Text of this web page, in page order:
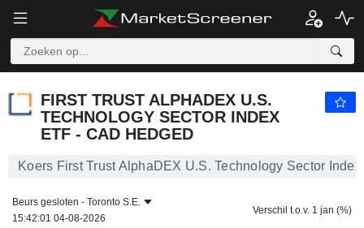
FIRST TRUST ALPHADEX U.S.
TECHNOLOGY SECTOR INDEX
ETF - CAD HEDGED
Koers First Trust AlphaDEX U.S. Technology Sector
Beurs gesloten - Toronto S.E.
15:42:01 04-08-2026
Verschil t.o.v. 1 jan (%)